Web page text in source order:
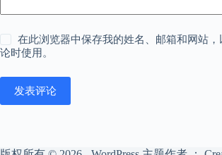
在此浏览器中保存我的姓名、邮箱和网站
论时使用。
发表评论